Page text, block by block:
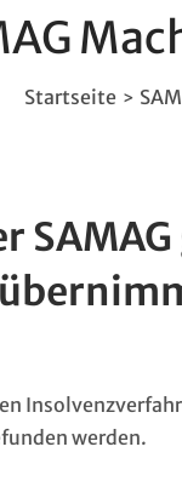
Startseite >
werden.